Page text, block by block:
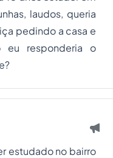
laudos, queria
pedindo a casa e
eu responderia o
estudado no bairro